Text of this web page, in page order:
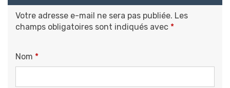
Votre adresse e-mail ne sera pas publiée. Les
champs obligatoires sont indiqués avec *
Nom *